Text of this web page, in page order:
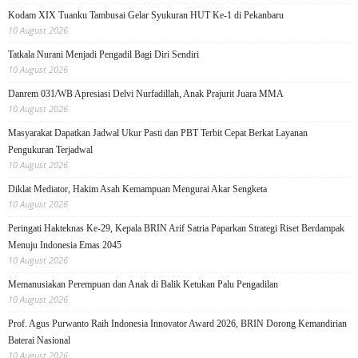
Kodam XIX Tuanku Tambusai Gelar Syukuran HUT Ke-1 di Pekanbaru
10 August 2026
Tatkala Nurani Menjadi Pengadil Bagi Diri Sendiri
10 August 2026
Danrem 031/WB Apresiasi Delvi Nurfadillah, Anak Prajurit Juara MMA
10 August 2026
Masyarakat Dapatkan Jadwal Ukur Pasti dan PBT Terbit Cepat Berkat Layanan
Pengukuran Terjadwal
10 August 2026
Diklat Mediator, Hakim Asah Kemampuan Mengurai Akar Sengketa
10 August 2026
Peringati Hakteknas Ke-29, Kepala BRIN Arif Satria Paparkan Strategi Riset Berdampak
Menuju Indonesia Emas 2045
10 August 2026
Memanusiakan Perempuan dan Anak di Balik Ketukan Palu Pengadilan
10 August 2026
Prof. Agus Purwanto Raih Indonesia Innovator Award 2026, BRIN Dorong Kemandirian
Baterai Nasional
10 August 2026